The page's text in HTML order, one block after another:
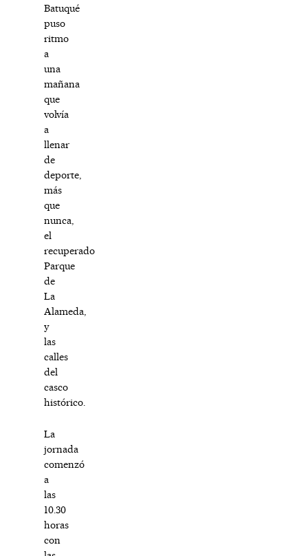
Batuqué
puso
ritmo
a
una
mañana
que
volvía
a
llenar
de
deporte,
más
que
nunca,
el
recuperado
Parque
de
La
Alameda,
y
las
calles
del
casco
histórico.
La
jornada
comenzó
a
las
10.30
horas
con